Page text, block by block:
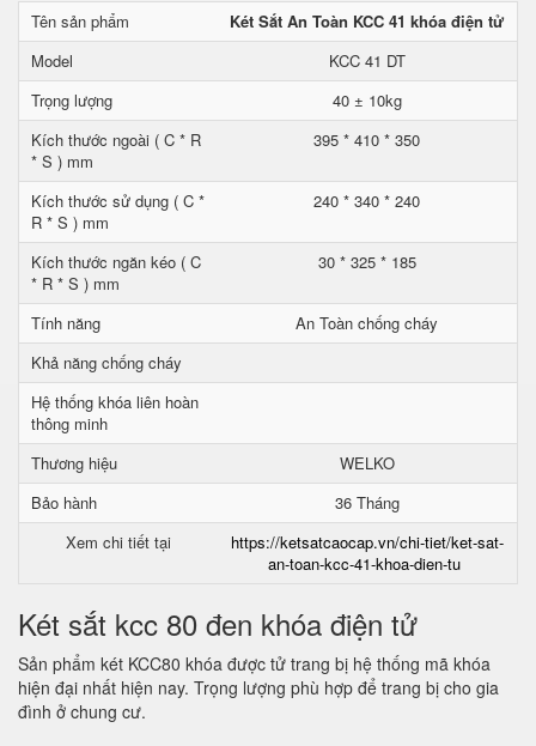
Tên sản phẩm
Két Sắt An Toàn KCC 41 khóa điện tử
Model
KCC 41 DT
Trọng lượng
40 ± 10kg
Kích thước ngoài ( C * R
* S ) mm
395 * 410 * 350
Kích thước sử dụng ( C *
R * S ) mm
240 * 340 * 240
Kích thước ngăn kéo ( C
* R * S ) mm
30 * 325 * 185
Tính năng
An Toàn chống cháy
Khả năng chống cháy
Hệ thống khóa liên hoàn
thông minh
Thương hiệu
WELKO
Bảo hành
36 Tháng
Xem chi tiết tại
https://ketsatcaocap.vn/chi-tiet/ket-sat-
an-toan-kcc-41-khoa-dien-tu
Két sắt kcc 80 đen khóa điện tử
Sản phẩm két KCC80 khóa được tử trang bị hệ thống mã khóa
hiện đại nhất hiện nay. Trọng lượng phù hợp để trang bị cho gia
đình ở chung cư.